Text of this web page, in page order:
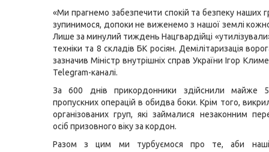
«Ми прагнемо забезпечити спокій та безпеку наших
зупинимося, допоки не виженемо з нашої землі
Лише за минулий тиждень Нацгвардійці
техніки та 8 складів БК росіян. Демілітаризація
зазначив Міністр внутрішніх справ України Ігор
Telegram-каналі.
За 600 днів прикордонники здійснили майже
пропускних операцій в обидва боки. Крім того,
організованих груп, які займалися незаконним
осіб призовного віку за кордон.
Разом з цим ми турбуємося про те, аби наші